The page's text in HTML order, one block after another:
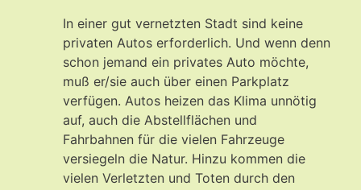
In einer gut vernetzten Stadt sind keine
privaten Autos erforderlich. Und wenn denn
schon jemand ein privates Auto möchte,
muß er/sie auch über einen Parkplatz
verfügen. Autos heizen das Klima unnötig
auf, auch die Abstellflächen und
Fahrbahnen für die vielen Fahrzeuge
versiegeln die Natur. Hinzu kommen die
vielen Verletzten und Toten durch den